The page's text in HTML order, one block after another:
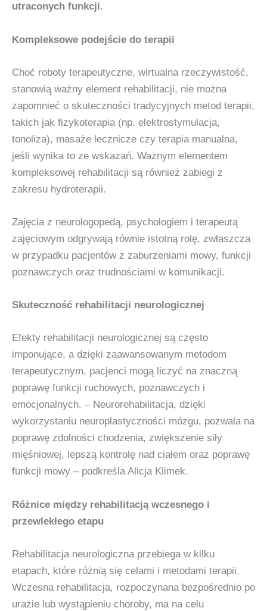
utraconych funkcji.
Kompleksowe podejście do terapii
Choć roboty terapeutyczne, wirtualna rzeczywistość,
stanowią ważny element rehabilitacji, nie można
zapomnieć o skuteczności tradycyjnych metod terapii,
takich jak fizykoterapia (np. elektrostymulacja,
tonoliza), masaże lecznicze czy terapia manualna,
jeśli wynika to ze wskazań. Ważnym elementem
kompleksowej rehabilitacji są również zabiegi z
zakresu hydroterapii.
Zajęcia z neurologopedą, psychologiem i terapeutą
zajęciowym odgrywają równie istotną rolę, zwłaszcza
w przypadku pacjentów z zaburzeniami mowy, funkcji
poznawczych oraz trudnościami w komunikacji.
Skuteczność rehabilitacji neurologicznej
Efekty rehabilitacji neurologicznej są często
imponujące, a dzięki zaawansowanym metodom
terapeutycznym, pacjenci mogą liczyć na znaczną
poprawę funkcji ruchowych, poznawczych i
emocjonalnych. – Neurorehabilitacja, dzięki
wykorzystaniu neuroplastyczności mózgu, pozwala na
poprawę zdolności chodzenia, zwiększenie siły
mięśniowej, lepszą kontrolę nad ciałem oraz poprawę
funkcji mowy – podkreśla Alicja Klimek.
Różnice między rehabilitacją wczesnego i
przewlekłego etapu
Rehabilitacja neurologiczna przebiega w kilku
etapach, które różnią się celami i metodami terapii.
Wczesna rehabilitacja, rozpoczynana bezpośrednio po
urazie lub wystąpieniu choroby, ma na celu